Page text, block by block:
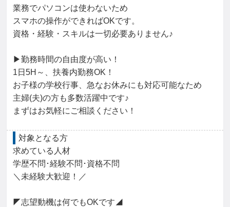
業務でパソコンは使わないため
スマホの操作ができればOKです。
資格・経験・スキルは一切必要ありません♪
▶勤務時間の自由度が高い！
1日5H～、扶養内勤務OK！
お子様の学校行事、急なお休みにも対応可能なため
主婦(夫)の方も多数活躍中です♪
まずはお気軽にご相談ください！
対象となる方
求めている人材
学歴不問･経験不問･資格不問
＼未経験大歓迎！／
◤志望動機は何でもOKです◢